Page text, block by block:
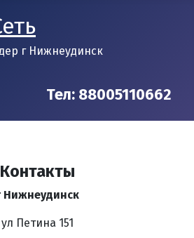
г Нижнеудинск
Тел: 88005110662
Контакты
Нижнеудинск
ул Петина 151